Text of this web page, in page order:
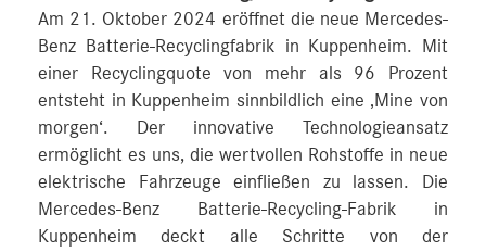
Am 21. Oktober 2024 eröffnet die neue Mercedes-
Benz Batterie-Recyclingfabrik in Kuppenheim. Mit
einer Recyclingquote von mehr als 96 Prozent
entsteht in Kuppenheim sinnbildlich eine ‚Mine von
morgen‘. Der innovative Technologieansatz
ermöglicht es uns, die wertvollen Rohstoffe in neue
elektrische Fahrzeuge einfließen zu lassen. Die
Mercedes-Benz Batterie-Recycling-Fabrik in
Kuppenheim deckt alle Schritte von der